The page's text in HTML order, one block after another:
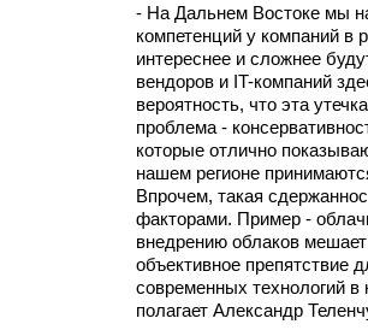
- На Дальнем Востоке мы
компетенций у компаний в
интереснее и сложнее
вендоров и IT-компаний
вероятность, что эта
проблема -
которые отлично
нашем регионе
Впрочем, такая
факторами. Пример -
внедрению облаков
объективное препятствие
современных технологий в
полагает Александр